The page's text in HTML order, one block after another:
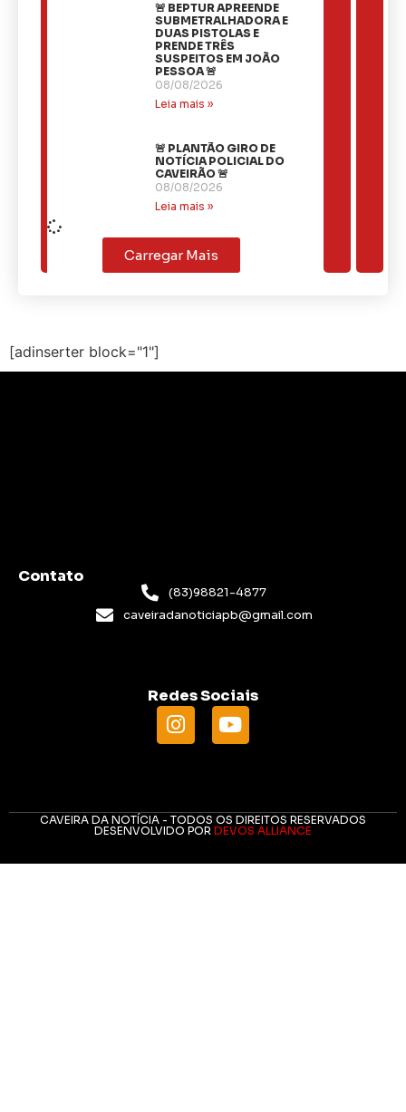
🚨 BEPTUR APREENDE
SUBMETRALHADORA E
DUAS PISTOLAS E
PRENDE TRÊS
SUSPEITOS EM JOÃO
PESSOA 🚨
08/08/2026
Leia mais »
🚨 PLANTÃO GIRO DE
NOTÍCIA POLICIAL DO
CAVEIRÃO 🚨
08/08/2026
Leia mais »
Carregar Mais
[adinserter block="1"]
Contato
(83)98821-4877
caveiradanoticiapb@gmail.com
Redes Sociais
CAVEIRA DA NOTÍCIA - TODOS OS DIREITOS RESERVADOS
DESENVOLVIDO POR DEVOS ALLIANCE